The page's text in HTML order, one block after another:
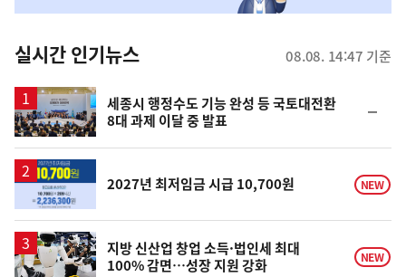
뉴
스
실시간 인기뉴스 08.08. 14:47 기준
세종시 행정수도 기능 완성 등 국토대전환
8대 과제 이달 중 발표
일
2027년 최저임금 시급 10,700원 NEW
지방 신산업 창업 소득·법인세 최대
100% 감면…성장 지원 강화
NEW